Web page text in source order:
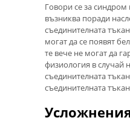
Говори се за
възниква поради
съединителната
могат да се появят
те вече не могат да
физиология в случай
съединителната
съединителната